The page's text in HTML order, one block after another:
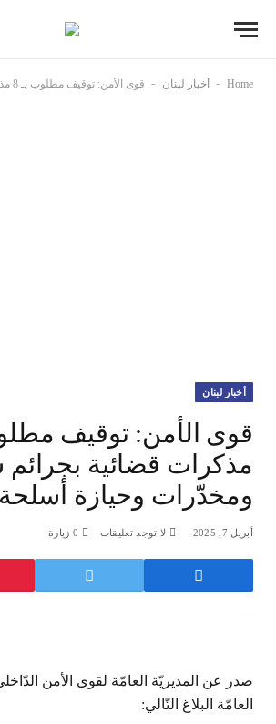
Home
- أخبار لبنان - قوى الأمن: توقيف مطلوب بـ 8 مذكرات قضائية بجرائم سلب ومخدّرات وحيازة أسلحة حربية
أخبار لبنان
مذكرات قضائية
ومخدّرات وحيازة
أبريل 7, 2025 لا توجد تعليقات 0 زيارة
صدر عن المديريّة العامّة لقوى الأمن
العامّة البلاغ التّالي: